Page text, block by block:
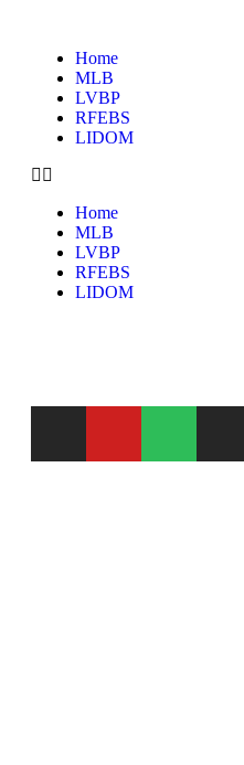
Home
MLB
LVBP
RFEBS
LIDOM
Home
MLB
LVBP
RFEBS
LIDOM